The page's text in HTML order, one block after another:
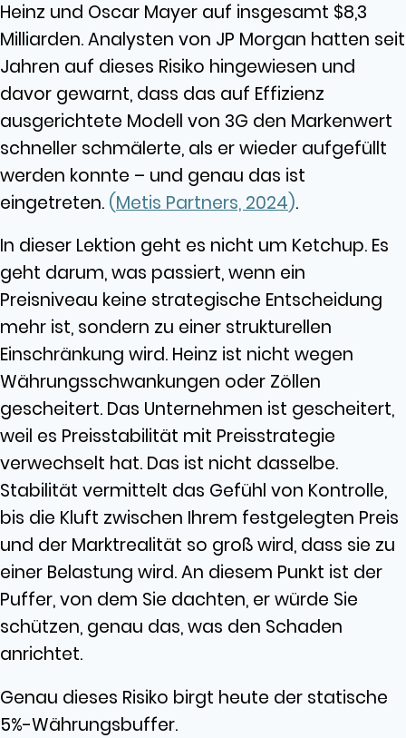
Heinz und Oscar Mayer auf insgesamt $8,3
Milliarden. Analysten von JP Morgan hatten seit
Jahren auf dieses Risiko hingewiesen und
davor gewarnt, dass das auf Effizienz
ausgerichtete Modell von 3G den Markenwert
schneller schmälerte, als er wieder aufgefüllt
werden konnte – und genau das ist
eingetreten. (Metis Partners, 2024).
In dieser Lektion geht es nicht um Ketchup. Es
geht darum, was passiert, wenn ein
Preisniveau keine strategische Entscheidung
mehr ist, sondern zu einer strukturellen
Einschränkung wird. Heinz ist nicht wegen
Währungsschwankungen oder Zöllen
gescheitert. Das Unternehmen ist gescheitert,
weil es Preisstabilität mit Preisstrategie
verwechselt hat. Das ist nicht dasselbe.
Stabilität vermittelt das Gefühl von Kontrolle,
bis die Kluft zwischen Ihrem festgelegten Preis
und der Marktrealität so groß wird, dass sie zu
einer Belastung wird. An diesem Punkt ist der
Puffer, von dem Sie dachten, er würde Sie
schützen, genau das, was den Schaden
anrichtet.
Genau dieses Risiko birgt heute der statische
5%-Währungsbuffer.